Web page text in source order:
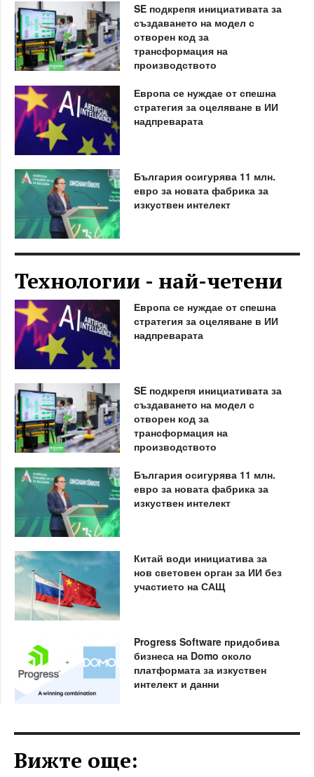
SE подкрепя инициативата за
създаването на модел с
отворен код за
трансформация на
производството
Европа се нуждае от спешна
стратегия за оцеляване в ИИ
надпреварата
България осигурява 11 млн.
евро за новата фабрика за
изкуствен интелект
Технологии - най-четени
Европа се нуждае от спешна
стратегия за оцеляване в ИИ
надпреварата
SE подкрепя инициативата за
създаването на модел с
отворен код за
трансформация на
производството
България осигурява 11 млн.
евро за новата фабрика за
изкуствен интелект
Китай води инициатива за
нов световен орган за ИИ без
участието на САЩ
Progress Software придобива
бизнеса на Domo около
платформата за изкуствен
интелект и данни
Вижте още: